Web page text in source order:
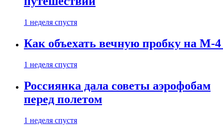
1 неделя спустя
Как объехать вечную пробку на М-
1 неделя спустя
Россиянка дала советы аэрофобам
перед полетом
1 неделя спустя